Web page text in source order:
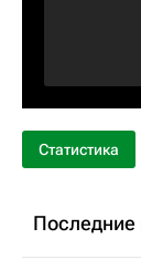
Статистика
Последние